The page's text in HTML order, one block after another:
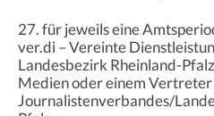
27. für jeweils eine
ver.di – Vereinte
Landesbezirk Rheinland-
Medien oder einem Vertreter
Journalistenverbandes/